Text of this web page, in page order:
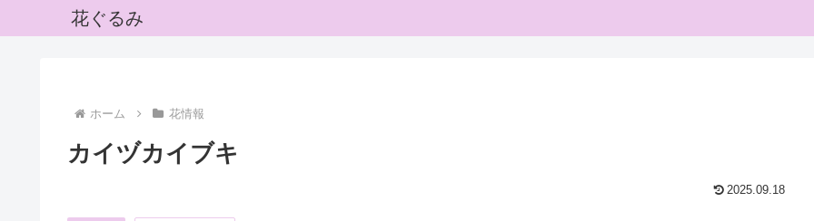
花ぐるみ
ホーム 花情報
カイヅカイブキ
2025.09.18